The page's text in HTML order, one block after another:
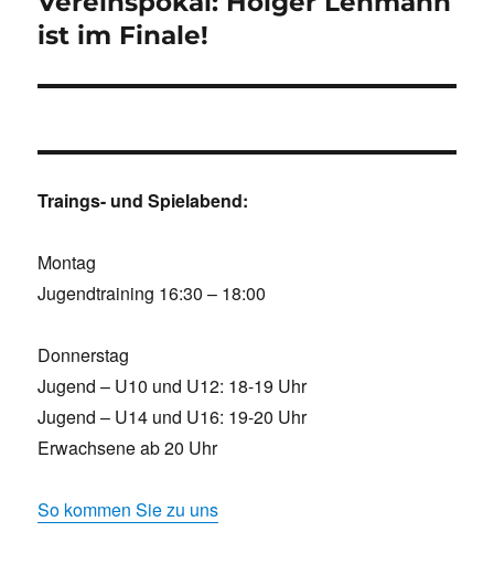
ist im Finale!
Traings- und Spielabend:
Montag
Jugendtraining 16:30 – 18:00
Donnerstag
Jugend – U10 und U12: 18-19 Uhr
Jugend – U14 und U16: 19-20 Uhr
Erwachsene ab 20 Uhr
So kommen Sie zu uns